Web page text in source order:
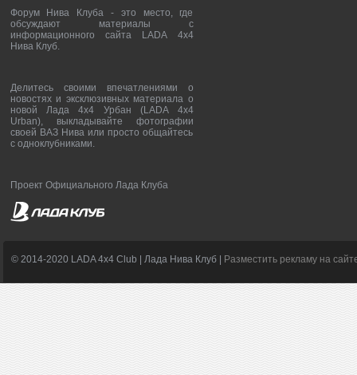
Форум Нива Клуба - это место, где
обсуждают материалы с
информационного сайта LADA 4x4
Нива Клуб.
Делитесь своими впечатлениями о
новостях и эксклюзивных материала о
новой Лада 4х4 Урбан (LADA 4x4
Urban), выкладывайте фотографии
своей ВАЗ Нива или просто общайтесь
с одноклубниками.
Проект Официального Лада Клуба
© 2014-2020 LADA 4x4 Club | Лада Нива Клуб | Разместить рекламу на